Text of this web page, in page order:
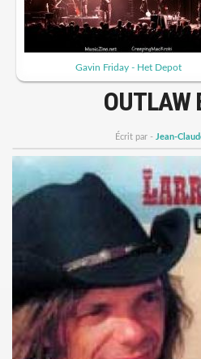
Gavin Friday - Het Depot
OUTLAW
Écrit par - Jean-